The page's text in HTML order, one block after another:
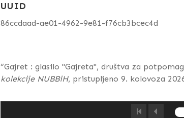
UUID
86ccdaad-ae01-4962-9e81-f76cb3bcec4d
“Gajret : glasilo "Gajreta", društva za
kolekcije NUBBiH, pristupljeno 9. kolovoza